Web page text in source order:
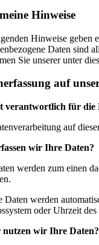
Hinweise
Hinweise geben
Daten sind
Sie unserer unter
auf
verantwortlich für die
auf
wir Ihre Daten?
werden zum einen
Daten werden
oder Uhrzeit
nutzen wir Ihre Daten?